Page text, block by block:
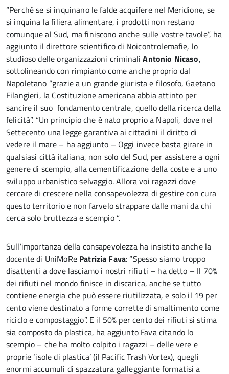
“Perché se si inquinano le falde acquifere nel Meridione, se
si inquina la filiera alimentare, i prodotti non restano
comunque al Sud, ma finiscono anche sulle vostre tavole”, ha
aggiunto il direttore scientifico di Noicontrolemafie, lo
studioso delle organizzazioni criminaliAntonio Nicaso,
sottolineando con rimpianto come anche proprio dal
Napoletano “grazie a un grande giurista e filosofo, Gaetano
Filangieri, la Costituzione americana abbia attinto per
sancire il suo fondamento centrale, quello della ricerca della
felicità”. “Un principio che è nato proprio a Napoli, dove nel
Settecento una legge garantiva ai cittadini il diritto di
vedere il mare – ha aggiunto – Oggi invece basta girare in
qualsiasi città italiana, non solo del Sud, per assistere a ogni
genere di scempio, alla cementificazione della coste e a uno
sviluppo urbanistico selvaggio. Allora voi ragazzi dove
cercare di crescere nella consapevolezza di gestire con cura
questo territorio e non farvelo strappare dalle mani da chi
cerca solo bruttezza e scempio “.
Sull’importanza della consapevolezza ha insistito anche la
docente di UniMoRe Patrizia Fava: “Spesso siamo troppo
disattenti a dove lasciamo i nostri rifiuti – ha detto – Il 70%
dei rifiuti nel mondo finisce in discarica, anche se tutto
contiene energia che può essere riutilizzata, e solo il 19 per
cento viene destinato a forme corrette di smaltimento come
riciclo e compostaggio”. E il 50% per cento dei rifiuti si stima
sia composto da plastica, ha aggiunto Fava citando lo
scempio – che ha molto colpito i ragazzi – delle vere e
proprie ‘isole di plastica’ (il Pacific Trash Vortex), quegli
enormi accumuli di spazzatura galleggiante formatisi a